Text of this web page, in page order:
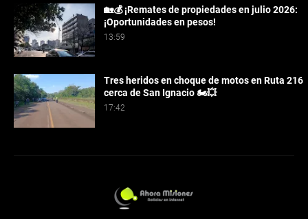
🏡💰 ¡Remates de propiedades en julio 2026:
¡Oportunidades en pesos!
13:59
Tres heridos en choque de motos en Ruta 216
cerca de San Ignacio 🏍️💥
17:42